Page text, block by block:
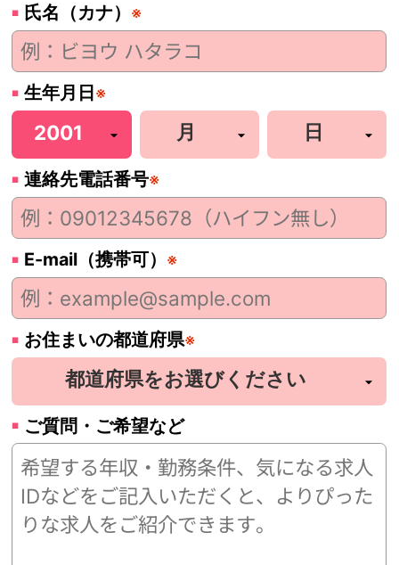
氏名（カナ） ※
生年月日 ※
連絡先電話番号※
E-mail（携帯可） ※
お住まいの都道府県※
ご質問・ご希望など